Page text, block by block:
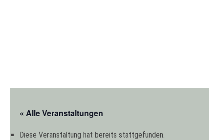
« Alle Veranstaltungen
Diese Veranstaltung hat bereits stattgefunden.